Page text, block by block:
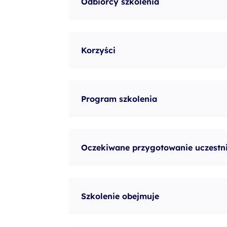
Korzyści
Program szkolenia
Oczekiwane przygotowanie
Szkolenie obejmuje